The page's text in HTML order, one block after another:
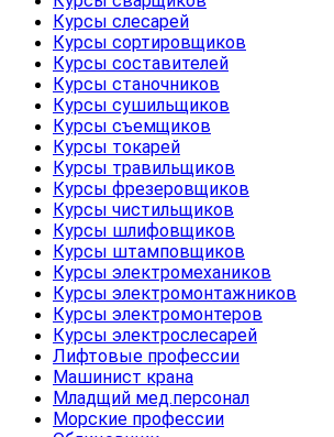
Курсы слесарей
Курсы сортировщиков
Курсы составителей
Курсы станочников
Курсы сушильщиков
Курсы съемщиков
Курсы токарей
Курсы травильщиков
Курсы фрезеровщиков
Курсы чистильщиков
Курсы шлифовщиков
Курсы штамповщиков
Курсы электромехаников
Курсы электромонтажников
Курсы электромонтеров
Курсы электрослесарей
Лифтовые профессии
Машинист крана
Младщий мед.персонал
Морские профессии